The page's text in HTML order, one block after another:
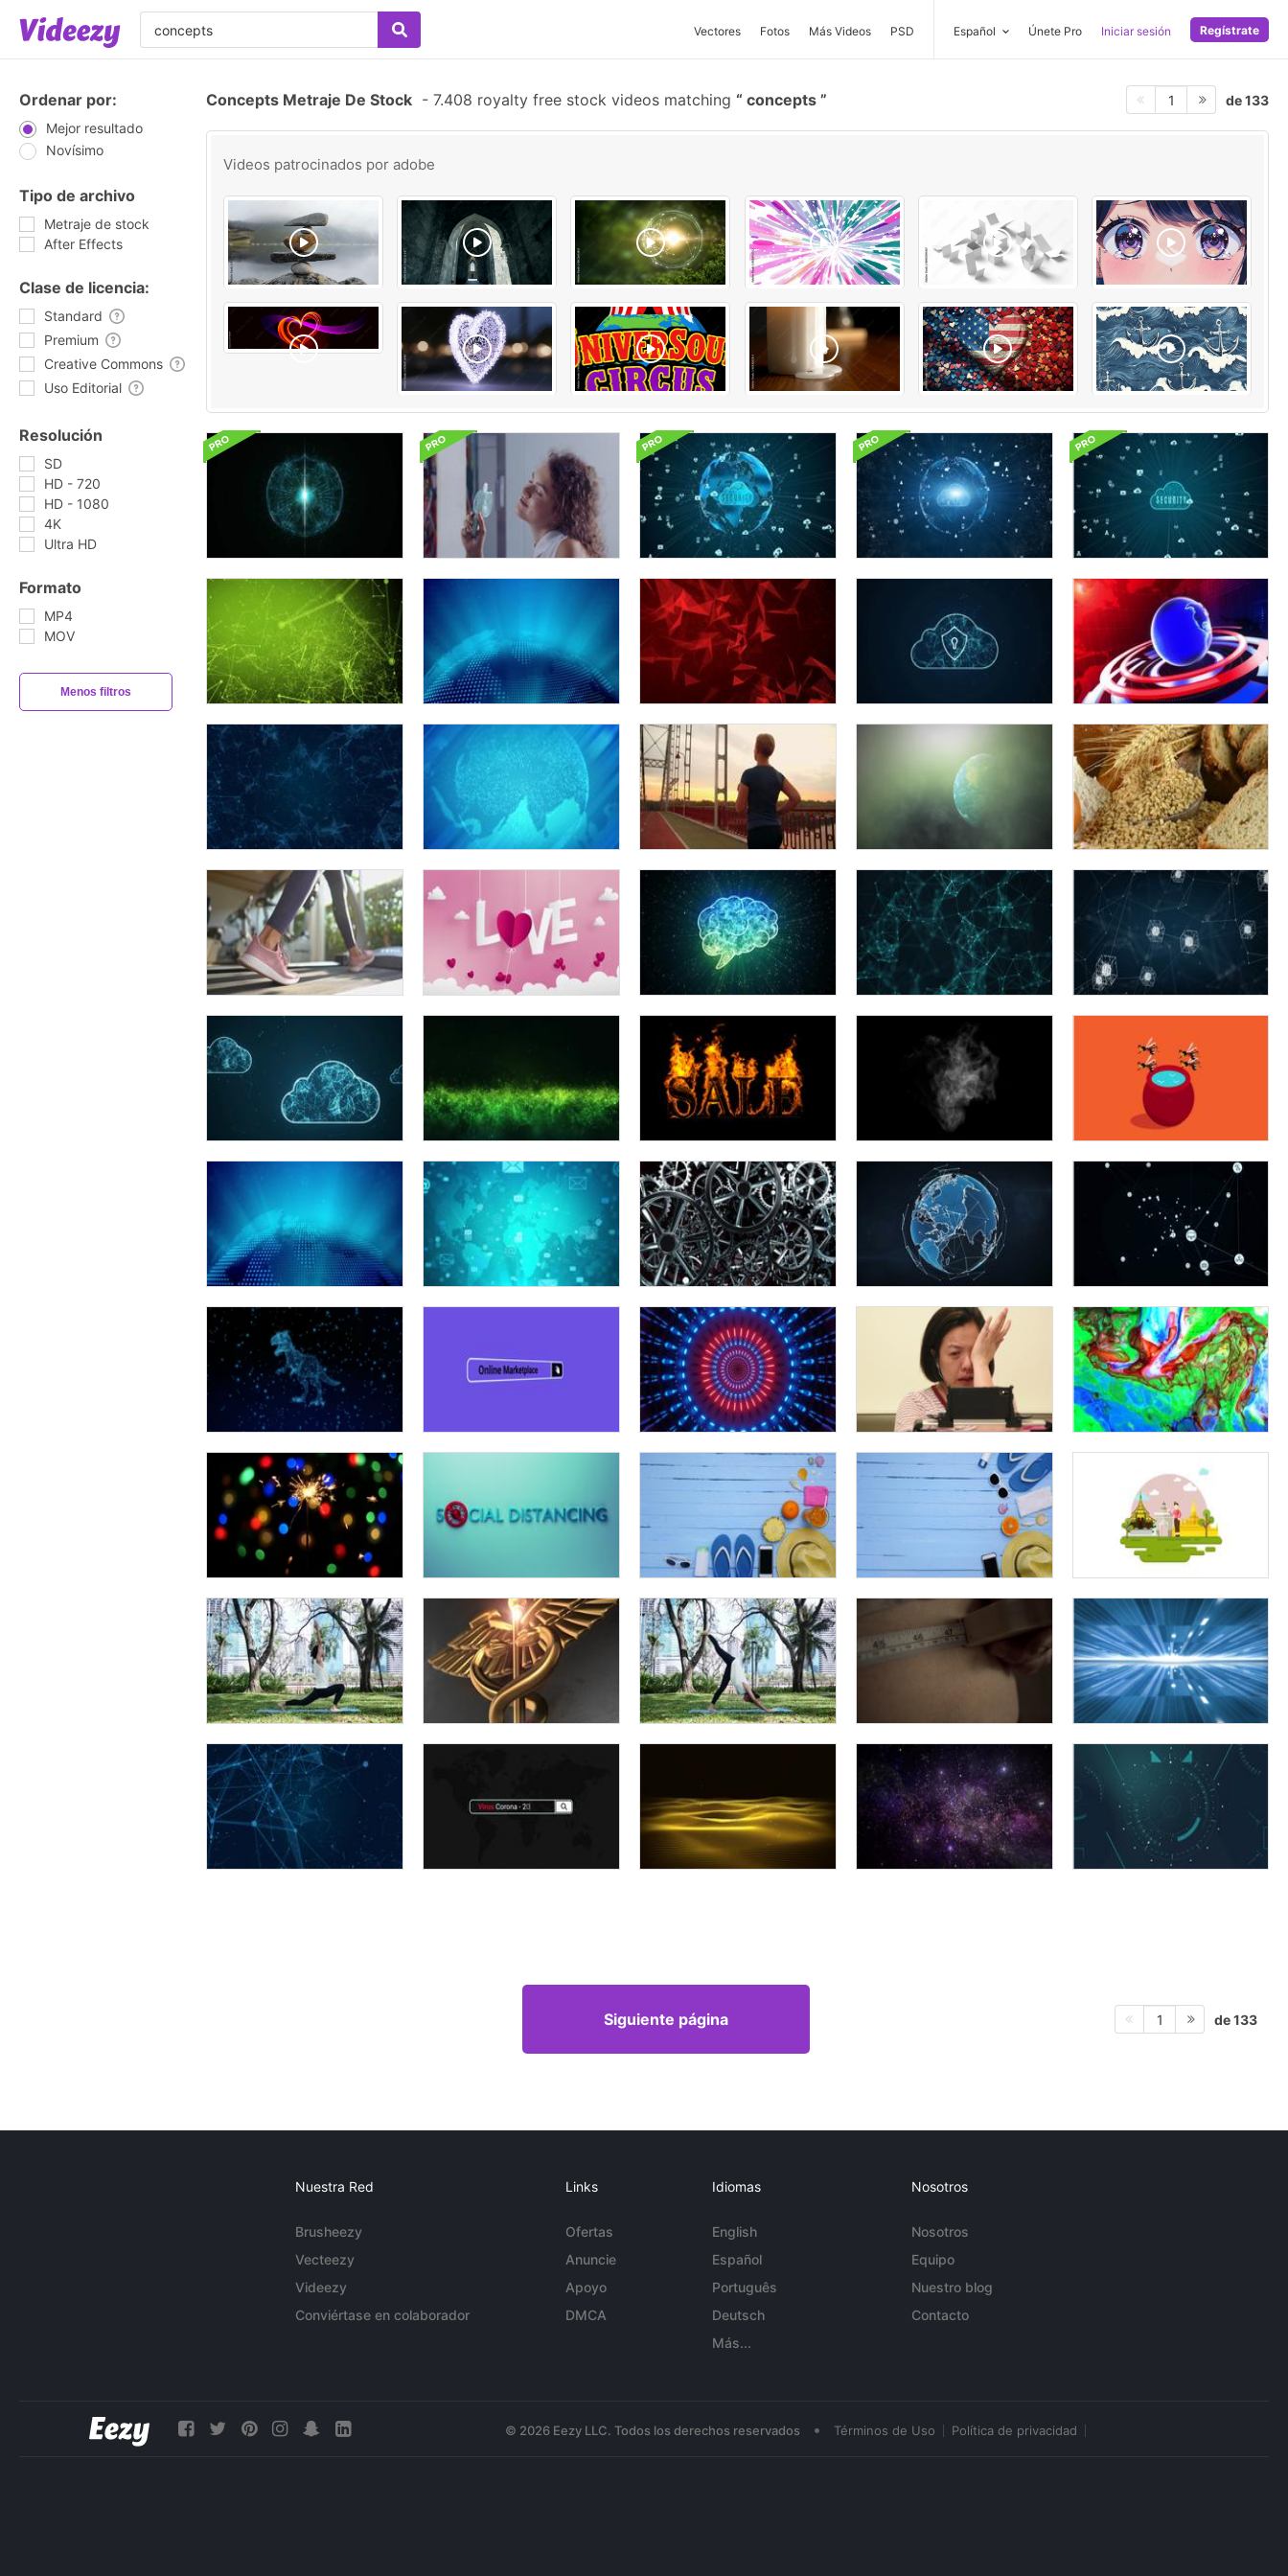
Vectores Fotos Más Videos PSD Español Únete Pro Iniciar sesión Regístrate
Ordenar por:
Mejor resultado
Novísimo
Tipo de archivo
Metraje de stock
After Effects
Clase de licencia:
Standard
Premium
Creative Commons
Uso Editorial
Resolución
SD
HD - 720
HD - 1080
4K
Ultra HD
Formato
MP4
MOV
Menos filtros
Concepts Metraje De Stock - 7.408 royalty free stock videos matching concepts 1 de 133
Videos patrocinados por adobe
Siguiente página 1 de 133
Nuestra Red
Brusheezy
Vecteezy
Videezy
Conviértase en colaborador
Links
Ofertas
Anuncie
Apoyo
DMCA
Idiomas
English
Español
Português
Deutsch
Más...
Nosotros
Nosotros
Equipo
Nuestro blog
Contacto
© 2026 Eezy LLC. Todos los derechos reservados • Términos de Uso Política de privacidad